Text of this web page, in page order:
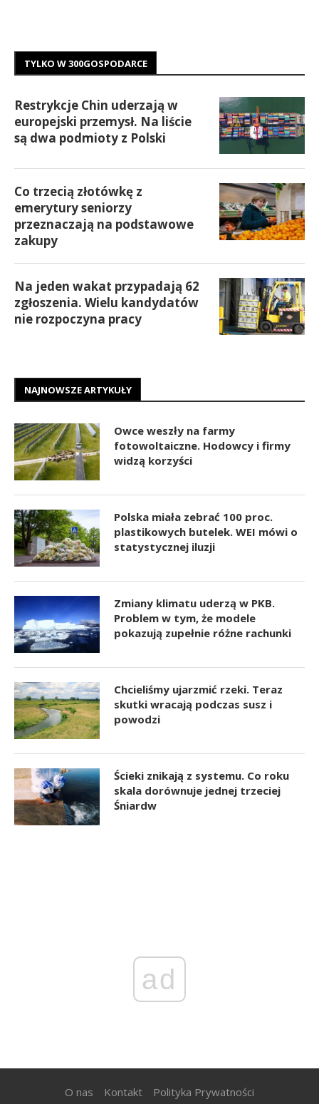
TYLKO W 300GOSPODARCE
Restrykcje Chin uderzają w
europejski przemysł. Na liście
są dwa podmioty z Polski
Co trzecią złotówkę z
emerytury seniorzy
przeznaczają na podstawowe
zakupy
Na jeden wakat przypadają 62
zgłoszenia. Wielu kandydatów
nie rozpoczyna pracy
NAJNOWSZE ARTYKUŁY
Owce weszły na farmy
fotowoltaiczne. Hodowcy i firmy
widzą korzyści
Polska miała zebrać 100 proc.
plastikowych butelek. WEI mówi o
statystycznej iluzji
Zmiany klimatu uderzą w PKB.
Problem w tym, że modele
pokazują zupełnie różne rachunki
Chcieliśmy ujarzmić rzeki. Teraz
skutki wracają podczas susz i
powodzi
Ścieki znikają z systemu. Co roku
skala dorównuje jednej trzeciej
Śniardw
ad
O nas Kontakt Polityka Prywatności